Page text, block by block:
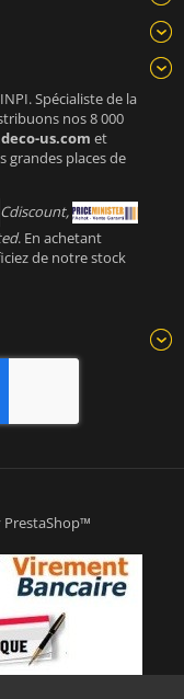
Spécialiste de la
nos 8 000
us.com et
grandes places de
Cdiscount,
. En achetant
de notre stock
PrestaShop™